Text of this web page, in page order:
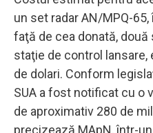
un set radar AN/MPQ-
faţă de cea donată,
staţie de control lansare,
de dolari. Conform
SUA a fost notificat cu o
de aproximativ 280 de
precizează MApN, într-